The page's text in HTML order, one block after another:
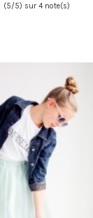
(5/5) sur 4 note(s)